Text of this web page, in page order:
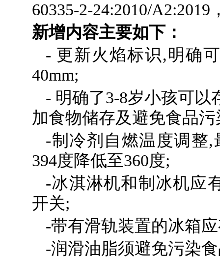
60335-2-24:2010/
新增内容主要如下：
- 更新火焰标识,明确
40mm;
- 明确了3-8岁小孩可
加食物储存及避免食品
-制冷剂自燃温度调整,
394度降低至360度;
-冰淇淋机和制冰机应
开关;
-带有滑轨装置的冰箱
-润滑油脂须避免污染